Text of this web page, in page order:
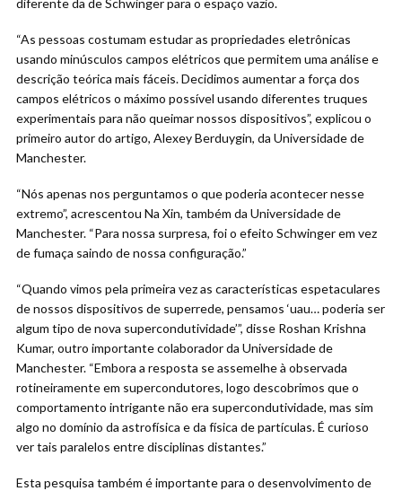
“As pessoas costumam estudar as propriedades eletrônicas
usando minúsculos campos elétricos que permitem uma análise e
descrição teórica mais fáceis. Decidimos aumentar a força dos
campos elétricos o máximo possível usando diferentes truques
experimentais para não queimar nossos dispositivos”, explicou o
primeiro autor do artigo, Alexey Berduygin, da Universidade de
Manchester.
“Nós apenas nos perguntamos o que poderia acontecer nesse
extremo”, acrescentou Na Xin, também da Universidade de
Manchester. “Para nossa surpresa, foi o efeito Schwinger em vez
de fumaça saindo de nossa configuração.”
“Quando vimos pela primeira vez as características espetaculares
de nossos dispositivos de superrede, pensamos ‘uau… poderia ser
algum tipo de nova supercondutividade’”, disse Roshan Krishna
Kumar, outro importante colaborador da Universidade de
Manchester. “Embora a resposta se assemelhe à observada
rotineiramente em supercondutores, logo descobrimos que o
comportamento intrigante não era supercondutividade, mas sim
algo no domínio da astrofísica e da física de partículas. É curioso
ver tais paralelos entre disciplinas distantes.”
Esta pesquisa também é importante para o desenvolvimento de